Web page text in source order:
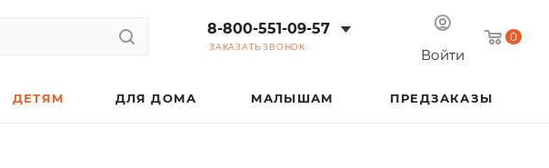
0
Войти
8-800-551-09-57
ЗАКАЗАТЬ ЗВОНОК
ДЕТЯМ ДЛЯ ДОМА МАЛЫШАМ ПРЕДЗАКАЗЫ